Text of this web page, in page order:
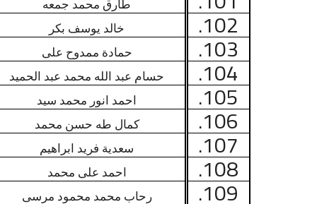
طارق محمد جمعه
102. خالد يوسف بكر
103. حمادة ممدوح على
104. حسام عبد الله محمد عبد الحميد
105. احمد انور محمد سيد
106. كمال طه حسن محمد
107. سعدية فريد ابراهيم
108. احمد على محمد
109. رحاب محمد محمود مرسى